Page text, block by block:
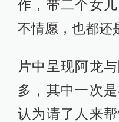
作，带二个女
不情愿，也都还
片中呈现阿龙
多，其中一次
认为请了人来